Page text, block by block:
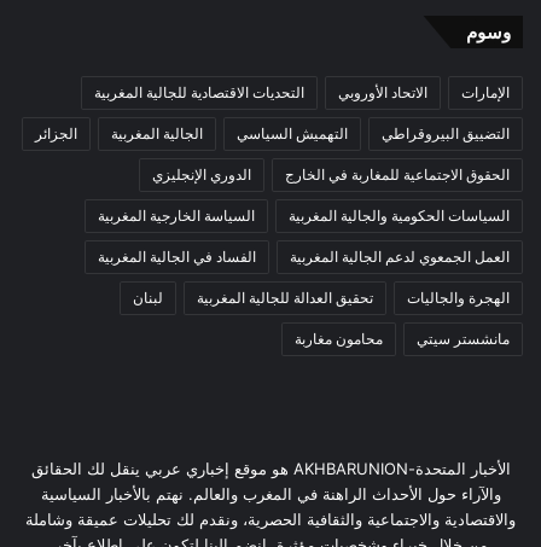
وسوم
الإمارات الاتحاد الأوروبي التحديات الاقتصادية للجالية المغربية
التضييق البيروقراطي التهميش السياسي الجالية المغربية الجزائر
الحقوق الاجتماعية للمغاربة في الخارج الدوري الإنجليزي
السياسات الحكومية والجالية المغربية السياسة الخارجية المغربية
العمل الجمعوي لدعم الجالية المغربية الفساد في الجالية المغربية
الهجرة والجاليات تحقيق العدالة للجالية المغربية لبنان
مانشستر سيتي محامون مغاربة
الأخبار المتحدة-AKHBARUNION هو موقع إخباري عربي ينقل لك الحقائق
والآراء حول الأحداث الراهنة في المغرب والعالم. نهتم بالأخبار السياسية
والاقتصادية والاجتماعية والثقافية الحصرية، ونقدم لك تحليلات عميقة وشاملة